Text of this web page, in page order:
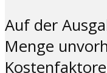
Auf der
Menge